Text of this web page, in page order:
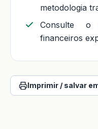
metodologia
Consulte o
financeiros
Imprimir / salvar